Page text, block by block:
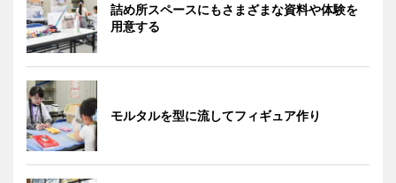
詰め所スペースにもさまざまな資料や体験を
用意する
モルタルを型に流してフィギュア作り